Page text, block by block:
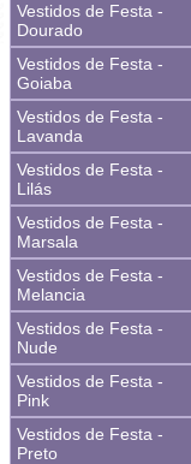
Vestidos de Festa -
Dourado
Vestidos de Festa -
Goiaba
Vestidos de Festa -
Lavanda
Vestidos de Festa -
Lilás
Vestidos de Festa -
Marsala
Vestidos de Festa -
Melancia
Vestidos de Festa -
Nude
Vestidos de Festa -
Pink
Vestidos de Festa -
Preto